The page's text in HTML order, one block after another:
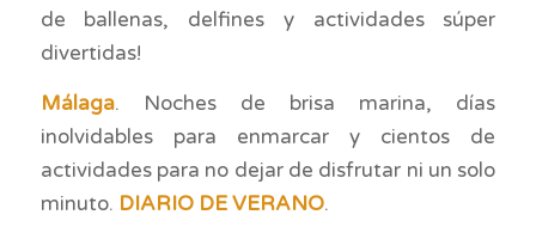
de ballenas, delfines y actividades súper
divertidas!
Málaga. Noches de brisa marina, días
inolvidables para enmarcar y cientos de
actividades para no dejar de disfrutar ni un solo
minuto. DIARIO DE VERANO.